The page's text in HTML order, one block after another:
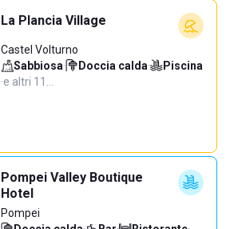
La Plancia Village
Castel Volturno
Sabbiosa· Doccia calda·
Piscina
·e altri 11…
Pompei Valley Boutique
Hotel
Pompei